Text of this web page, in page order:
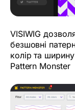
VISIWIG
безшовні
колір та ширину
Pattern Monster